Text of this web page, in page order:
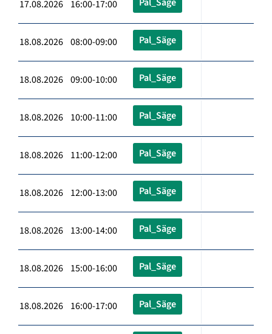
17.08.2026 16:00-17:00
18.08.2026 08:00-09:00 Pal_Säge
18.08.2026 09:00-10:00 Pal_Säge
18.08.2026 10:00-11:00 Pal_Säge
18.08.2026 11:00-12:00 Pal_Säge
18.08.2026 12:00-13:00 Pal_Säge
18.08.2026 13:00-14:00 Pal_Säge
18.08.2026 15:00-16:00 Pal_Säge
18.08.2026 16:00-17:00 Pal_Säge